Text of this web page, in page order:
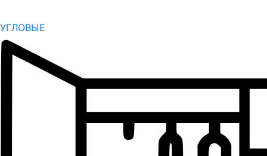
УГЛОВЫЕ